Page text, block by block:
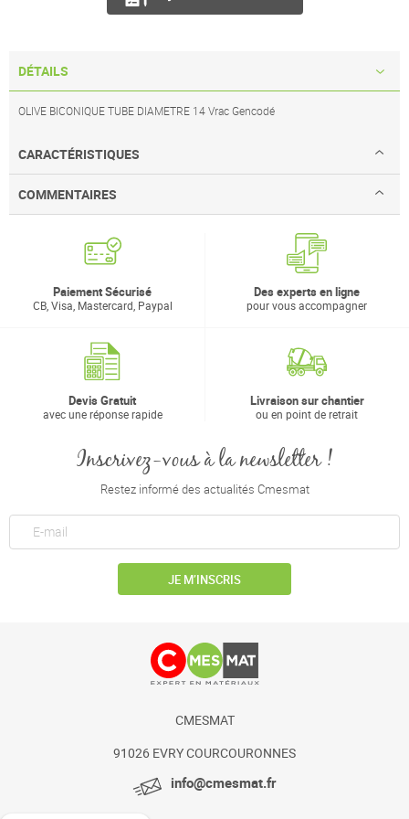
DÉTAILS
OLIVE BICONIQUE TUBE DIAMETRE 14 Vrac Gencodé
CARACTÉRISTIQUES
COMMENTAIRES
Paiement Sécurisé
CB, Visa, Mastercard, Paypal
Des experts en ligne
pour vous accompagner
Devis Gratuit
avec une réponse rapide
Livraison sur chantier
ou en point de retrait
Inscrivez-vous à la newsletter !
Restez informé des actualités Cmesmat
JE M’INSCRIS
CMESMAT
91026 EVRY COURCOURONNES
info@cmesmat.fr